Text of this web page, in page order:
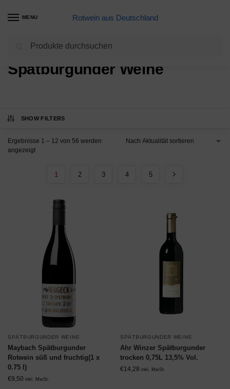
MENU Rotwein aus Deutschland
Spätburgunder Weine
Spätburgunder Weine
SHOW FILTERS
Ergebnisse 1 – 12 von 56 werden
angezeigt
1 2 3 4 5
SPÄTBURGUNDER WEINE
Maybach Spätburgunder
Rotwein süß und fruchtig(1 x
0.75 l)
€9,50 inkl. MwSt.
SPÄTBURGUNDER WEINE
Ahr Winzer Spätburgunder
trocken 0,75L 13,5% Vol.
€14,28 inkl. MwSt.